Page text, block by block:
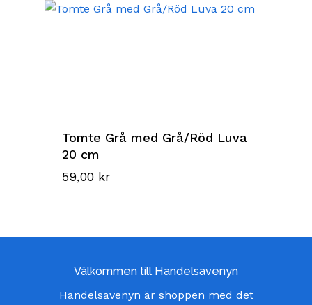
Tomte Grå med Grå/Röd Luva
20 cm
59,00 kr
Välkommen till Handelsavenyn
Handelsavenyn är shoppen med det